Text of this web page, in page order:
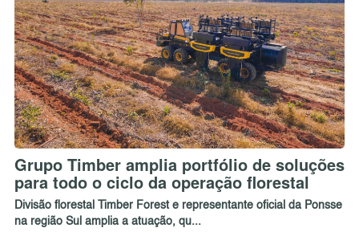
Grupo Timber amplia portfólio de soluções
para todo o ciclo da operação florestal
Divisão florestal Timber Forest e representante oficial da Ponsse
na região Sul amplia a atuação, qu...